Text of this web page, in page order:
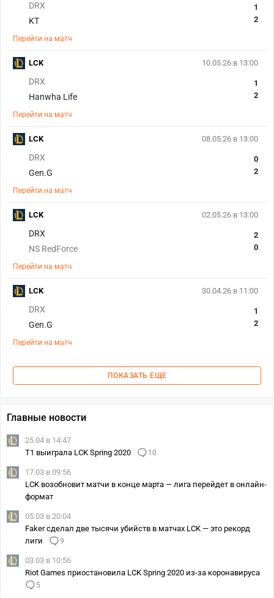
DRX
KT
1
2
Перейти на матч
10.05.26 в 13:00
DRX
Hanwha Life
1
2
Перейти на матч
LCK
08.05.26 в 13:00
DRX
Gen.G
0
2
Перейти на матч
LCK
02.05.26 в 13:00
DRX
NS RedForce
2
0
Перейти на матч
LCK
30.04.26 в 11:00
DRX
Gen.G
1
2
Перейти на матч
LCK
ПОКАЗАТЬ ЕЩЕ
Главные новости
25.04 в 14:47
T1 выиграла LCK Spring 2020
10
17.03 в 09:56
LCK возобновит матчи в конце марта — лига перейдет в онлайн-
формат
05.03 в 20:04
Faker сделал две тысячи убийств в матчах LCK — это рекорд
лиги
9
03.03 в 10:56
Riot Games приостановила LCK Spring 2020 из-за коронавируса
5